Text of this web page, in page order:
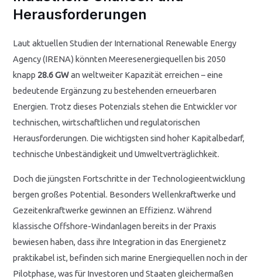
Herausforderungen
Laut aktuellen Studien der International Renewable Energy
Agency (IRENA) könnten Meeresenergiequellen bis 2050
knapp 28.6 GWan weltweiter Kapazität erreichen – eine
bedeutende Ergänzung zu bestehenden erneuerbaren
Energien. Trotz dieses Potenzials stehen die Entwickler vor
technischen, wirtschaftlichen und regulatorischen
Herausforderungen. Die wichtigsten sind hoher Kapitalbedarf,
technische Unbeständigkeit und Umweltverträglichkeit.
Doch die jüngsten Fortschritte in der Technologieentwicklung
bergen großes Potential. Besonders Wellenkraftwerke und
Gezeitenkraftwerke gewinnen an Effizienz. Während
klassische Offshore-Windanlagen bereits in der Praxis
bewiesen haben, dass ihre Integration in das Energienetz
praktikabel ist, befinden sich marine Energiequellen noch in der
Pilotphase, was für Investoren und Staaten gleichermaßen